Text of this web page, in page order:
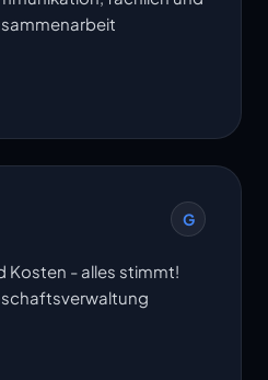
G
Kosten - alles stimmt!